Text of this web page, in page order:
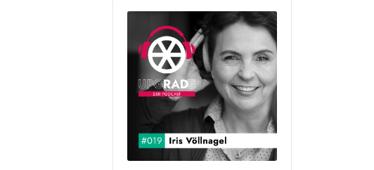
Audio
Player